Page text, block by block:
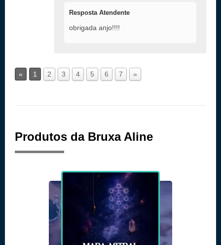
Resposta Atendente
obrigada anjo!!!!
« 1 2 3 4 5 6 7 »
Produtos da Bruxa Aline